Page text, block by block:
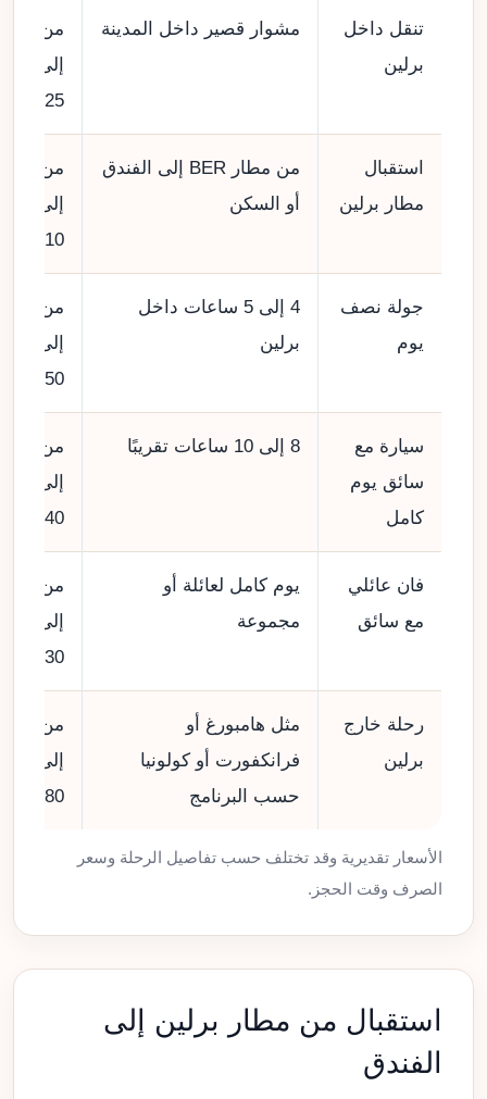
تنقل داخل
برلين
مشوار قصير داخل المدينة
إلى
125 €
استقبال
مطار برلين
من مطار BER إلى الفندق
أو السكن
إلى
210 €
جولة نصف
يوم
4 إلى 5 ساعات داخل
برلين
إلى
350 €
سيارة مع
سائق يوم
كامل
8 إلى 10 ساعات تقريبًا
إلى
640 €
فان عائلي
مع سائق
يوم كامل لعائلة أو
مجموعة
إلى
930 €
رحلة خارج
برلين
مثل هامبورغ أو
فرانكفورت أو كولونيا
حسب البرنامج
إلى
980 €
الأسعار تقديرية وقد تختلف حسب تفاصيل الرحلة وسعر
الصرف وقت الحجز.
استقبال من مطار برلين إلى
الفندق